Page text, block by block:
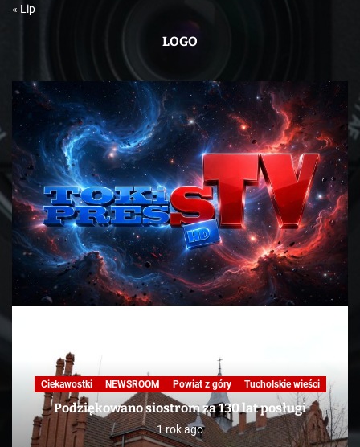
« Lip
LOGO
Ciekawostki NEWSROOM Powiat z góry Tucholskie wieści
Podziękowano siostrom za 130 lat posługi
1 rok ago